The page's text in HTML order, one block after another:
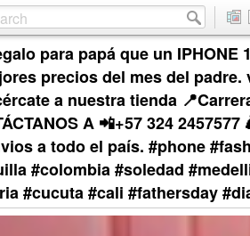
para papá que un IPHONE
precios del mes del padre.
a nuestra tienda
A ‪📲+57 324
a todo el país. #phone
#colombia #soledad
#cucuta #cali #fathersday